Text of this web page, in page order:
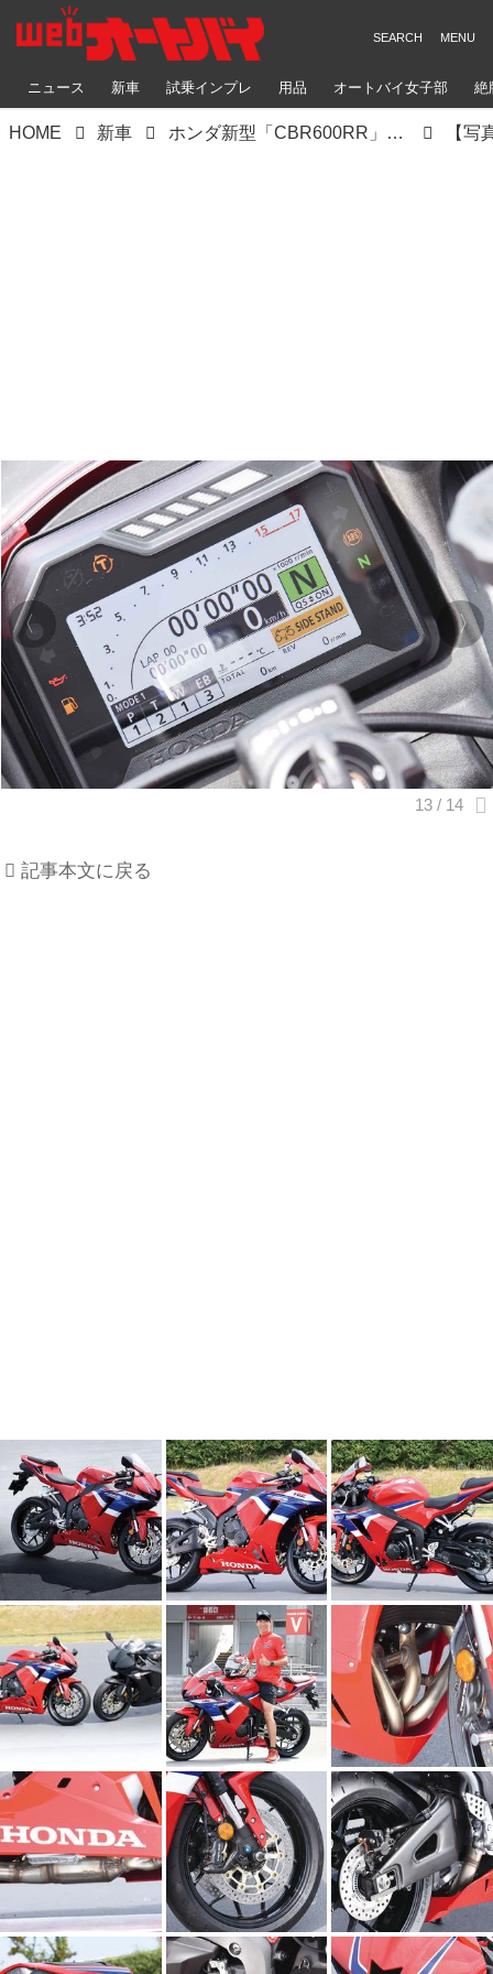
ニュース 新車 試乗インプレ 用品 オートバイ女子部 絶
HOME 新車 ホンダ新型「CBR600RR」考察｜鈴鹿8耐2023で実車捕捉！ さらに完成度を高めて進化した600ccピュアスポーツ
記事本文に戻る